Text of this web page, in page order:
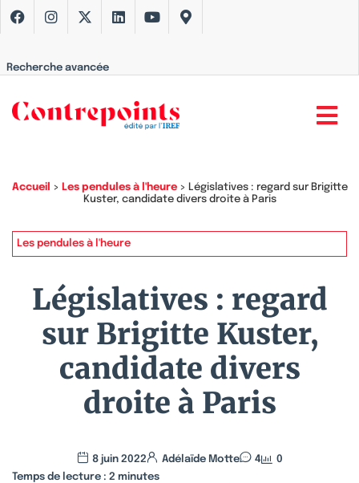
Recherche avancée
Accueil > Les pendules à l'heure> Législatives : regard sur Brigitte
Kuster, candidate divers droite à Paris
Les pendules à l'heure
Législatives : regard
sur Brigitte Kuster,
candidate divers
droite à Paris
8 juin 2022 Adélaïde Motte 4
0
Temps de lecture : 2 minutes